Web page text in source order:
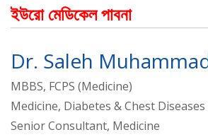
ইউরো মেডিকেল পাবনা
Dr. Saleh
MBBS, FCPS (Medicine)
Medicine, Diabetes & Chest
Senior Consultant, Medicine